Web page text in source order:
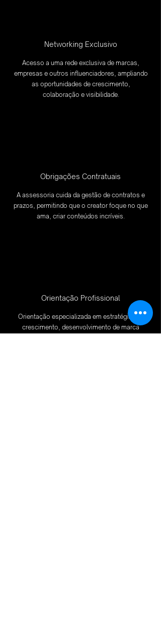
Networking Exclusivo
Acesso a uma rede exclusiva de marcas,
empresas e outros influenciadores, ampliando
as oportunidades de crescimento,
colaboração e visibilidade.
Obrigações Contratuais
A assessoria cuida da gestão de contratos e
prazos, permitindo que o creator foque no que
ama, criar conteúdos incríveis.
Orientação Profissional
Orientação especializada em estratégias de
crescimento, desenvolvimento de marca